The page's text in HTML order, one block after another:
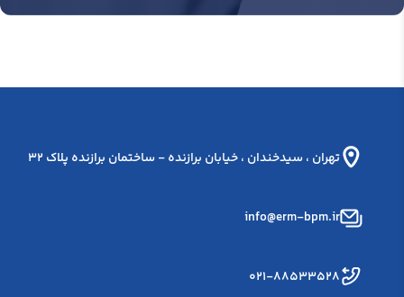
تهران ، سيدخندان ، خيابان برازنده - ساختمان برازنده پلاک 32
info@erm-bpm.ir
۰۲۱-۸۸۵۳۳۵۲۸